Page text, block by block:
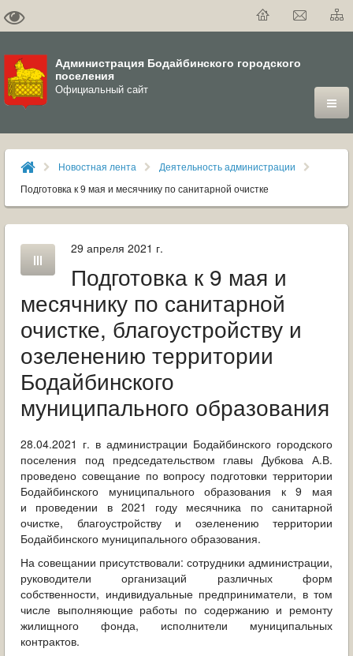
Администрация Бодайбинского городского
поселения
Официальный сайт
ГОРОД
ДУМА
ВЛАСТЬ
ДОКУМЕНТЫ
ОФИЦИАЛЬНЫЙ ВЕСТНИК БОДАЙБО
МУНИЦИПАЛЬНЫЕ УСЛУГИ
ОБРАЩЕНИЯ ГРАЖДАН
ГРАДОСТРОИТЕЛЬНАЯ ДЕЯТЕЛЬНОСТЬ
ДЕЯТЕЛЬНОСТЬ ПРОКУРАТУРЫ
МУНИЦИПАЛЬНЫЙ КОНТРОЛЬ
ПОИСК ПО САЙТУ
Новостная лента
Деятельность администрации
Подготовка к 9 мая и месячнику по санитарной очистке
29 апреля 2021 г.
Подготовка к 9 мая и
месячнику по санитарной
очистке, благоустройству и
озеленению территории
Бодайбинского
муниципального образования
28.04.2021 г. в администрации Бодайбинского городского
поселения под председательством главы Дубкова А.В.
проведено совещание по вопросу подготовки территории
Бодайбинского муниципального образования к 9 мая
и проведении в 2021 году месячника по санитарной
очистке, благоустройству и озеленению территории
Бодайбинского муниципального образования.
На совещании присутствовали: сотрудники администрации,
руководители организаций различных форм
собственности, индивидуальные предприниматели, в том
числе выполняющие работы по содержанию и ремонту
жилищного фонда, исполнители муниципальных
контрактов.